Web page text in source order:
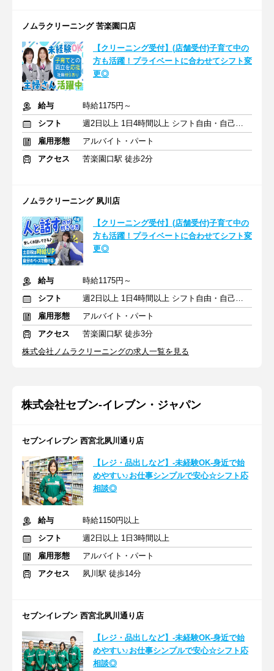
ノムラクリーニング 苦楽園口店
【クリーニング受付】(店舗受付)子育て中の
方も活躍！プライベートに合わせてシフト変
更◎
給与
時給1175円～
シフト
週2日以上 1日4時間以上 シフト自由・自己申告
雇用形態
アルバイト・パート
アクセス
苦楽園口駅 徒歩2分
ノムラクリーニング 夙川店
【クリーニング受付】(店舗受付)子育て中の
方も活躍！プライベートに合わせてシフト変
更◎
給与
時給1175円～
シフト
週2日以上 1日4時間以上 シフト自由・自己申告
雇用形態
アルバイト・パート
アクセス
苦楽園口駅 徒歩3分
株式会社ノムラクリーニングの求人一覧を見る
株式会社セブン-イレブン・ジャパン
セブンイレブン 西宮北夙川通り店
【レジ・品出しなど】-未経験OK-身近で始
めやすい♪お仕事シンプルで安心☆シフト応
相談◎
給与
時給1150円以上
シフト
週2日以上 1日3時間以上
雇用形態
アルバイト・パート
アクセス
夙川駅 徒歩14分
セブンイレブン 西宮北夙川通り店
【レジ・品出しなど】-未経験OK-身近で始
めやすい♪お仕事シンプルで安心☆シフト応
相談◎